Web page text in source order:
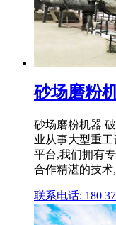
砂场磨粉
砂场磨粉机器
业从事大型重
平台,我们拥有
合作精湛的技术
联系电话: 180